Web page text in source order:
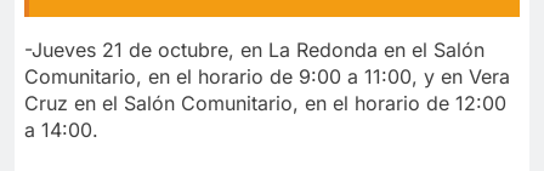
-Jueves 21 de octubre, en La Redonda en el Salón
Comunitario, en el horario de 9:00 a 11:00, y en Vera
Cruz en el Salón Comunitario, en el horario de 12:00
a 14:00.